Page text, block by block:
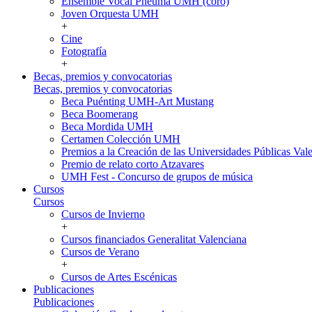
Joven Orquesta UMH
+
Cine
Fotografía
+
Becas, premios y convocatorias
Becas, premios y convocatorias
Beca Puénting UMH-Art Mustang
Beca Boomerang
Beca Mordida UMH
Certamen Colección UMH
Premios a la Creación de las Universidades Públicas
Premio de relato corto Atzavares
UMH Fest - Concurso de grupos de música
Cursos
Cursos
Cursos de Invierno
+
Cursos financiados Generalitat Valenciana
Cursos de Verano
+
Cursos de Artes Escénicas
Publicaciones
Publicaciones